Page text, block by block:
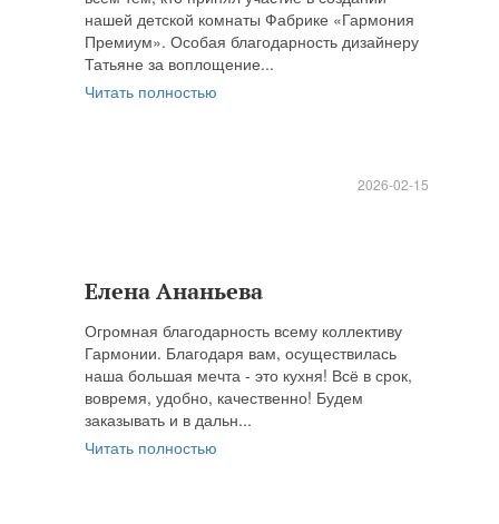
нашей детской комнаты Фабрике «Гармония
Премиум». Особая благодарность дизайнеру
Татьяне за воплощение...
Читать полностью
2026-02-15
Елена Ананьева
Огромная благодарность всему коллективу
Гармонии. Благодаря вам, осуществилась
наша большая мечта - это кухня! Всё в срок,
вовремя, удобно, качественно! Будем
заказывать и в дальн...
Читать полностью